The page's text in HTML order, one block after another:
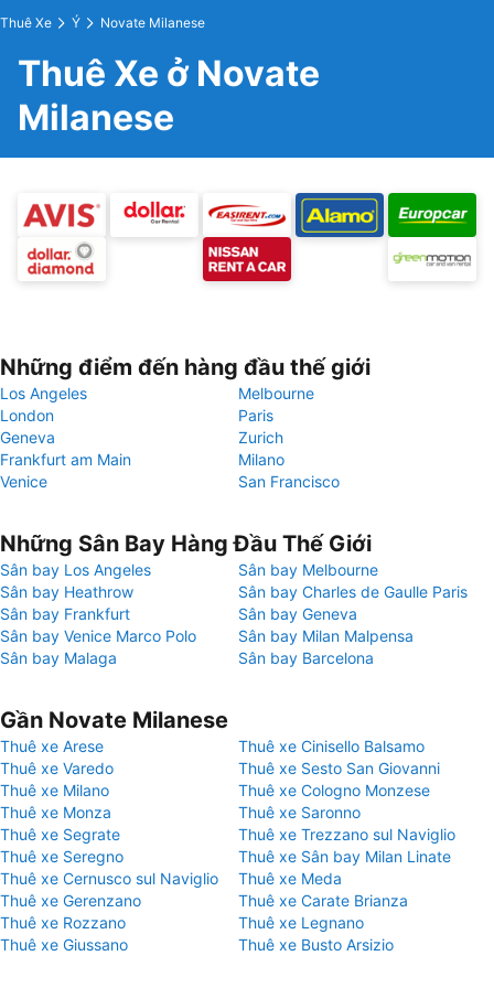
Thuê Xe Ý Novate Milanese
Thuê Xe ở Novate
Milanese
Những điểm đến hàng đầu thế giới
Los Angeles
Melbourne
London
Paris
Geneva
Zurich
Frankfurt am Main
Milano
Venice
San Francisco
Những Sân Bay Hàng Đầu Thế Giới
Sân bay Los Angeles
Sân bay Melbourne
Sân bay Heathrow
Sân bay Charles de Gaulle Paris
Sân bay Frankfurt
Sân bay Geneva
Sân bay Venice Marco Polo
Sân bay Milan Malpensa
Sân bay Malaga
Sân bay Barcelona
Gần Novate Milanese
Thuê xe Arese
Thuê xe Cinisello Balsamo
Thuê xe Varedo
Thuê xe Sesto San Giovanni
Thuê xe Milano
Thuê xe Cologno Monzese
Thuê xe Monza
Thuê xe Saronno
Thuê xe Segrate
Thuê xe Trezzano sul Naviglio
Thuê xe Seregno
Thuê xe Sân bay Milan Linate
Thuê xe Cernusco sul Naviglio
Thuê xe Meda
Thuê xe Gerenzano
Thuê xe Carate Brianza
Thuê xe Rozzano
Thuê xe Legnano
Thuê xe Giussano
Thuê xe Busto Arsizio